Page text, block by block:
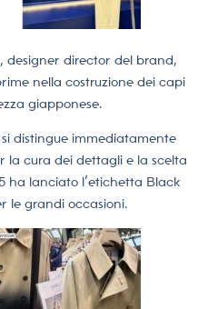
designer director del brand,
nella costruzione dei capi
giapponese.
distingue immediatamente
la cura dei dettagli e la scelta
ha lanciato l’etichetta Black
le grandi occasioni.